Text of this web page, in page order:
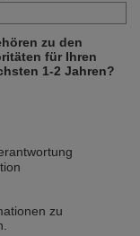
zu den
für Ihren
1-2 Jahren?
zu